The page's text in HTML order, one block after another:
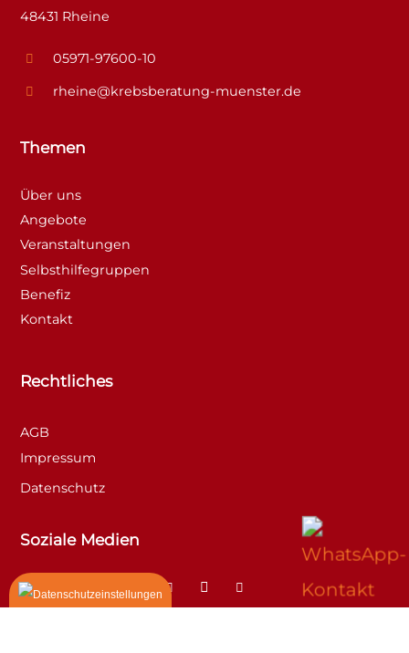
48431 Rheine
05971-97600-10
rheine@krebsberatung-muenster.de
Themen
Über uns
Angebote
Veranstaltungen
Selbsthilfegruppen
Benefiz
Kontakt
Rechtliches
AGB
Impressum
Datenschutz
Soziale Medien